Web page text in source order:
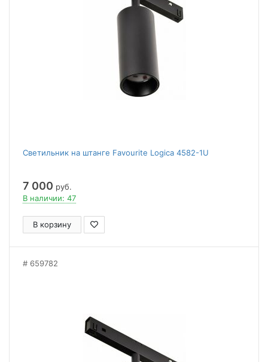
Светильник на штанге Favourite Logica 4582-1U
7 000 руб.
В наличии: 47
В корзину
659782